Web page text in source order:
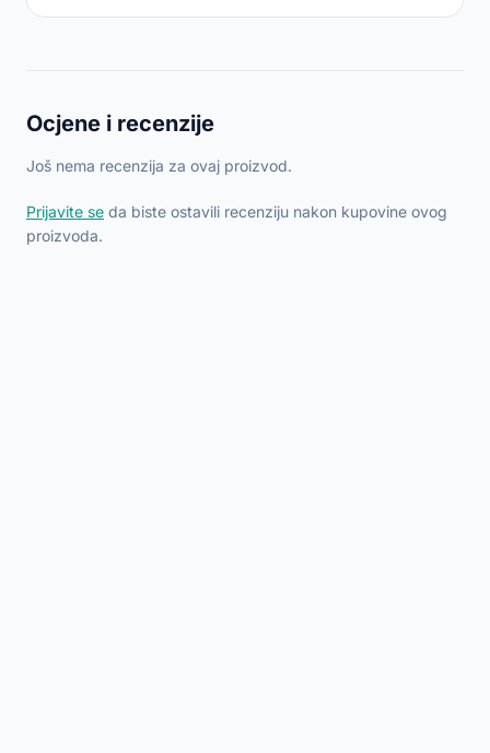
Ocjene i recenzije
Još nema recenzija za ovaj proizvod.
Prijavite se da biste ostavili recenziju nakon kupovine ovog
proizvoda.